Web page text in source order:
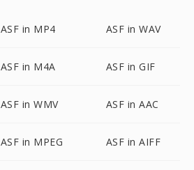
ASF in MP4 ASF in WAV
ASF in M4A ASF in GIF
ASF in WMV ASF in AAC
ASF in MPEG ASF in AIFF